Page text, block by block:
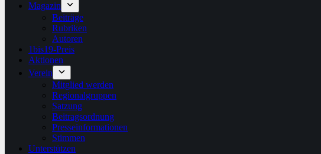
Magazin
Beiträge
Rubriken
Autoren
1bis19-Preis
Aktionen
Verein
Mitglied werden
Regionalgruppen
Satzung
Beitragsordnung
Presseinformationen
Stimmen
Unterstützen